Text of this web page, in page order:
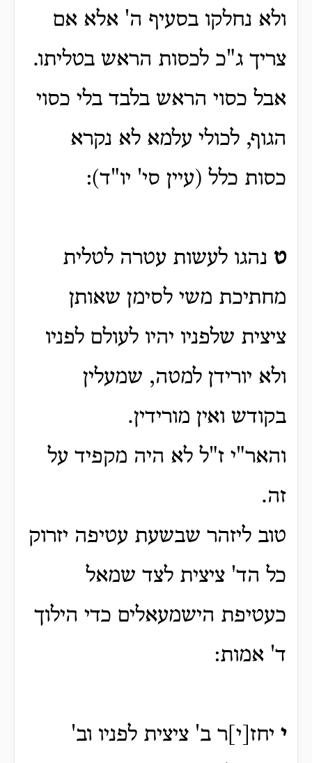
ולא נחלקו בסעיף ה' אלא אם
צריך ג"כ לכסות הראש בטליתו.
אבל כסוי הראש בלבד בלי כסוי
הגוף, לכולי עלמא לא נקרא
כסות כלל (עיין סי' יו"ד):
ט נהגו לעשות עטרה לטלית
מחתיכת משי לסימן שאותן
ציצית שלפניו יהיו לעולם לפניו
ולא יורידן למטה, שמעלין
בקודש ואין מורידין.
והאר"י ז"ל לא היה מקפיד על
זה.
טוב ליזהר שבשעת עטיפה יזרוק
כל הד' ציצית לצד שמאל
כעטיפת הישמעאלים כדי הילוך
ד' אמות:
י יחז[י]ר ב' ציצית לפניו וב'